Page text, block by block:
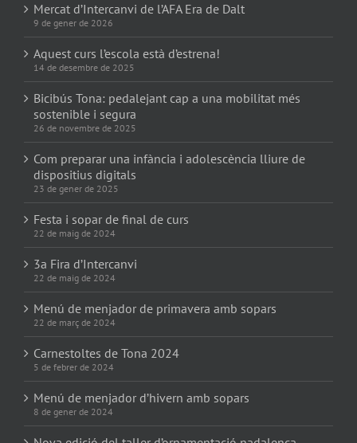
Mercat d’Intercanvi de l’AFA Era de Dalt
9 de gener de 2026
Aquest curs l’escola està d’estrena!
14 de desembre de 2025
Bicibús Tona: pedalejant cap a una mobilitat més
sostenible i segura
26 de novembre de 2025
Com preparar una infància i adolescència lliure de
dispositius digitals
23 de gener de 2025
Festa i sopar de final de curs
22 de maig de 2024
3a Fira d’Intercanvi
22 de maig de 2024
Menú de menjador de primavera amb sopars
22 de març de 2024
Carnestoltes de Tona 2024
5 de febrer de 2024
Menú de menjador d’hivern amb sopars
8 de gener de 2024